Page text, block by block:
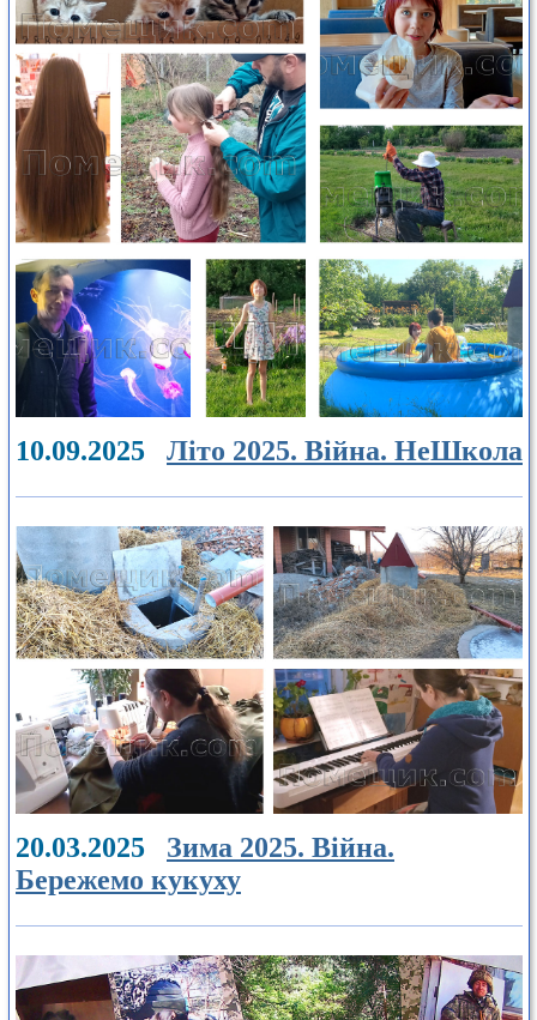
10.09.2025 Літо 2025. Війна. НеШкола
20.03.2025 Зима 2025. Війна.
Бережемо кукуху